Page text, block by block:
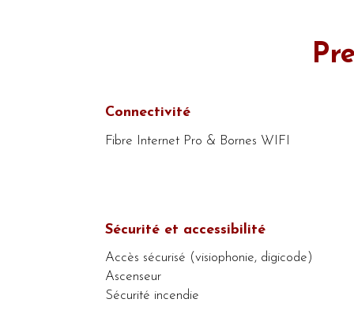
Connectivité
Fibre Internet Pro & Bornes WIFI
Sécurité et accessibilité
Accès sécurisé (visiophonie, digicode)
Ascenseur
Sécurité incendie